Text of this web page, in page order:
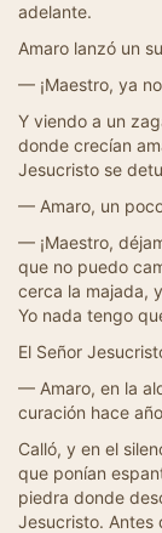
adelante.
Amaro lanzó un
— ¡Maestro, ya
Y viendo a un
donde crecían
Jesucristo se
— Amaro, un
— ¡Maestro,
que no puedo
cerca la majada,
Yo nada tengo
El Señor
— Amaro, en la
curación hace
Calló, y en el
que ponían
piedra donde
Jesucristo. Antes